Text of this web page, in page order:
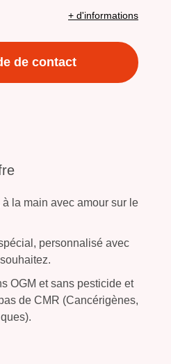
+ d'informations
de contact
la main avec amour sur le
personnalisé avec
OGM et sans pesticide et
de CMR (Cancérigènes,